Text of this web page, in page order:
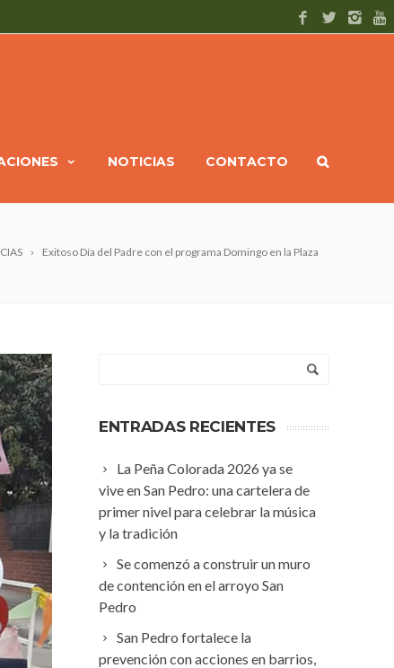
NOTICIAS CONTACTO
Exitoso Día del Padre con el programa Domingo en la Plaza
ENTRADAS RECIENTES
La Peña Colorada 2026 ya se
vive en San Pedro: una cartelera de
primer nivel para celebrar la música
y la tradición
Se comenzó a construir un muro
de contención en el arroyo San
Pedro
San Pedro fortalece la
prevención con acciones en barrios,